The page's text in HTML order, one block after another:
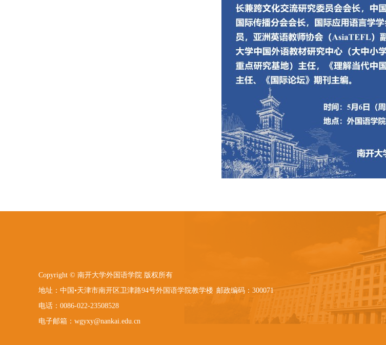
Copyright © 南开大学外国语学院 版权所有
地址：中国•天津市南开区卫津路94号外国语学院教学楼 邮政编码：300071
电话：0086-022-23508528
电子邮箱：wgyxy@nankai.edu.cn